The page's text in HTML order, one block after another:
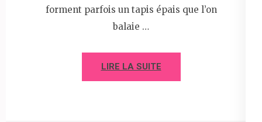
forment parfois un tapis épais que l’on
balaie …
LIRE LA SUITE